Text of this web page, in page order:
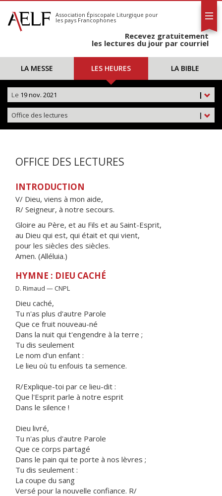
S'abonner
Calendrier
Association Épiscopale Liturgique pour
les pays Francophones
Recevez gratuitement
les lectures du jour par courriel
LA MESSE LES HEURES LA BIBLE
|
Le 19 nov. 2021
|
Office des lectures
OFFICE DES LECTURES
INTRODUCTION
V/ Dieu, viens à mon aide,
R/ Seigneur, à notre secours.
Gloire au Père, et au Fils et au Saint-Esprit,
au Dieu qui est, qui était et qui vient,
pour les siècles des siècles.
Amen. (Alléluia.)
HYMNE : DIEU CACHÉ
D. Rimaud — CNPL
Dieu caché,
Tu n'as plus d'autre Parole
Que ce fruit nouveau-né
Dans la nuit qui t'engendre à la terre ;
Tu dis seulement
Le nom d'un enfant :
Le lieu où tu enfouis ta semence.
R/Explique-toi par ce lieu-dit :
Que l'Esprit parle à notre esprit
Dans le silence !
Dieu livré,
Tu n'as plus d'autre Parole
Que ce corps partagé
Dans le pain qui te porte à nos lèvres ;
Tu dis seulement :
La coupe du sang
Versé pour la nouvelle confiance. R/